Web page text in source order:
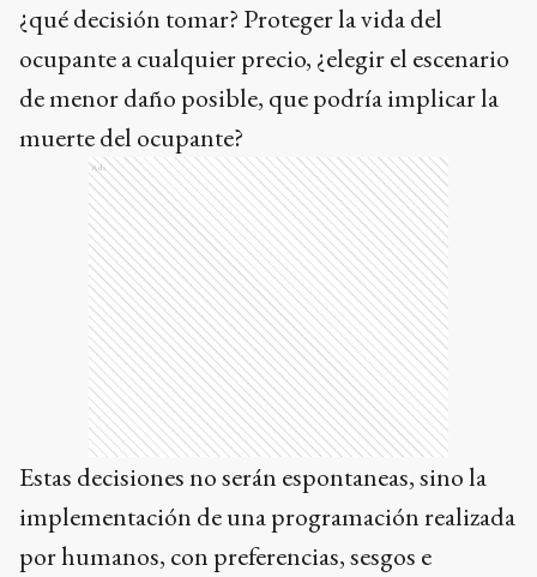
¿qué decisión tomar? Proteger la vida del
ocupante a cualquier precio, ¿elegir el escenario
de menor daño posible, que podría implicar la
muerte del ocupante?
Ads
Estas decisiones no serán espontaneas, sino la
implementación de una programación realizada
por humanos, con preferencias, sesgos e